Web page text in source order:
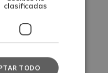
El
la
sobre
clasificadas
TODO